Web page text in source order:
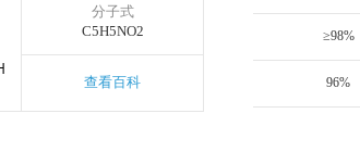
分子式
C5H5NO2
查看百科
≥98%
96%